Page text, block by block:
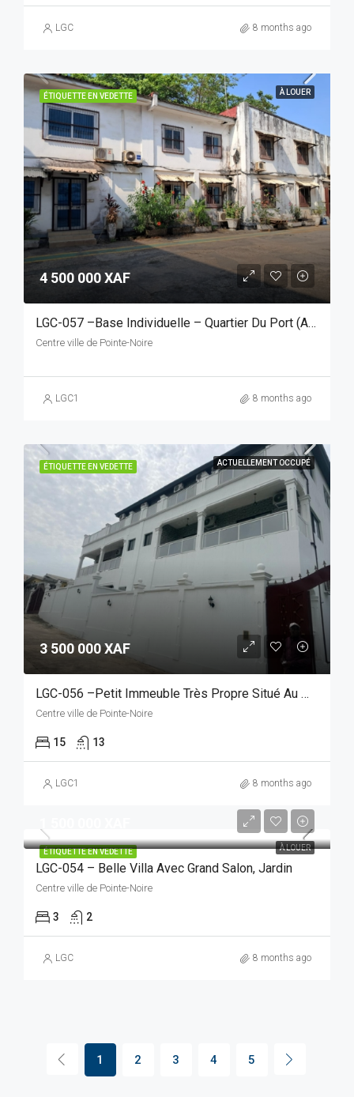
LGC 8 months ago
ÉTIQUETTE EN VEDETTE À LOUER
4 500 000 XAF
LGC-057 –Base Individuelle – Quartier Du Port (Accès Facile)
Centre ville de Pointe-Noire
LGC1 8 months ago
ÉTIQUETTE EN VEDETTE ACTUELLEMENT OCCUPÉ
3 500 000 XAF
LGC-056 –Petit Immeuble Très Propre Situé Au Wharf
Centre ville de Pointe-Noire
15 13
LGC1 8 months ago
ÉTIQUETTE EN VEDETTE À LOUER
LGC-054 – Belle Villa Avec Grand Salon, Jardin
Centre ville de Pointe-Noire
3 2
LGC 8 months ago
1 2 3 4 5